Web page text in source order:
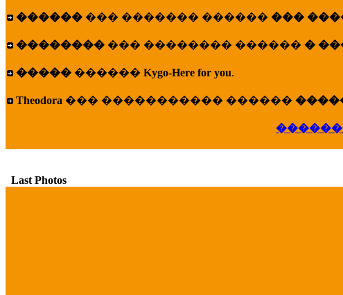
������ ��� ������� ������ ���
�������� ��� �������� ������ �
����� ������ Kygo-Here for you.
Theodora ��� ����������� ������
Last Photos